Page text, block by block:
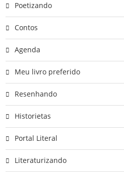
Poetizando
Contos
Agenda
Meu livro preferido
Resenhando
Historietas
Portal Literal
Literaturizando